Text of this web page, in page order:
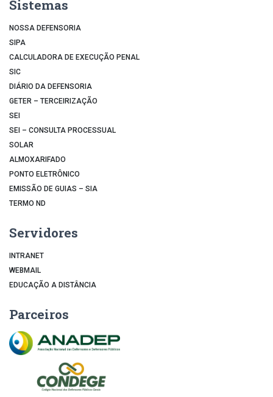
Sistemas
NOSSA DEFENSORIA
SIPA
CALCULADORA DE EXECUÇÃO PENAL
SIC
DIÁRIO DA DEFENSORIA
GETER – TERCEIRIZAÇÃO
SEI
SEI – CONSULTA PROCESSUAL
SOLAR
ALMOXARIFADO
PONTO ELETRÔNICO
EMISSÃO DE GUIAS – SIA
TERMO ND
Servidores
INTRANET
WEBMAIL
EDUCAÇÃO A DISTÂNCIA
Parceiros